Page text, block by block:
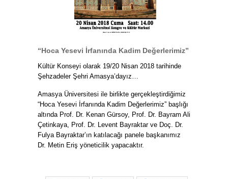
“Hoca Yesevi İrfanında Kadim Değerlerimiz”
Kültür Konseyi olarak 19/20 Nisan 2018 tarihinde
Şehzadeler Şehri Amasya’dayız…
Amasya Üniversitesi ile birlikte gerçekleştirdiğimiz
“Hoca Yesevi İrfanında Kadim Değerlerimiz” başlığı
altında Prof. Dr. Kenan Gürsoy, Prof. Dr. Bayram Ali
Çetinkaya, Prof. Dr. Levent Bayraktar ve Doç. Dr.
Fulya Bayraktar’ın katılacağı panele başkanımız
Dr. Metin Eriş yöneticilik yapacaktır.